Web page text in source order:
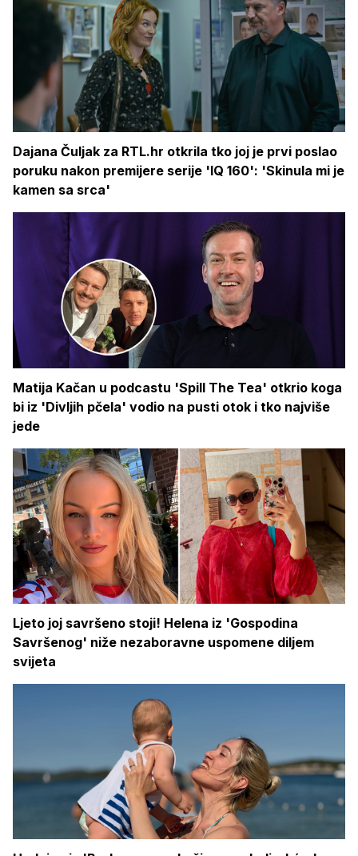
Dajana Čuljak za RTL.hr otkrila tko joj je prvi poslao
poruku nakon premijere serije 'IQ 160': 'Skinula mi je
kamen sa srca'
Matija Kačan u podcastu 'Spill The Tea' otkrio koga
bi iz 'Divljih pčela' vodio na pusti otok i tko najviše
jede
Ljeto joj savršeno stoji! Helena iz 'Gospodina
Savršenog' niže nezaboravne uspomene diljem
svijeta